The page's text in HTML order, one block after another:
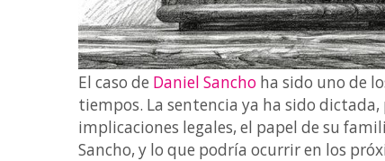
El caso de Daniel Sancho ha sido uno de
tiempos. La sentencia ya ha sido
implicaciones legales, el papel de su
Sancho, y lo que podría ocurrir en los